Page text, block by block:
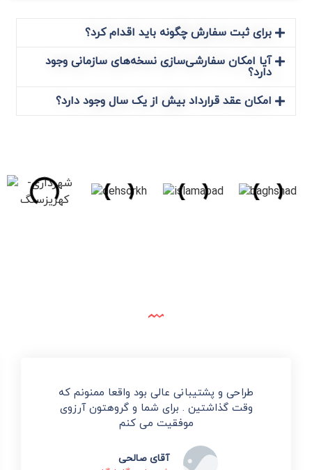
برای ثبت سفارش چگونه باید اقدام کرد؟
آیا امکان سفارشی‌سازی نسخه‌های سازمانی وجود
دارد؟
امکان عقد قرارداد بیش از یک سال وجود دارد؟
طراحی و پشتیبانی عالی بود واقعا ممنونم که
وقت گذاشتین . برای شما و گروهتون آرزوی
موفقیت می کنم
آقای صالحی